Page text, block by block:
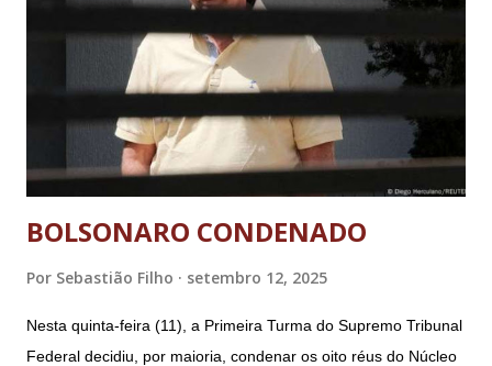
BOLSONARO CONDENADO
Por Sebastião Filho setembro 12, 2025
Nesta quinta-feira (11), a Primeira Turma do Supremo Tribunal
Federal decidiu, por maioria, condenar os oito réus do Núcleo